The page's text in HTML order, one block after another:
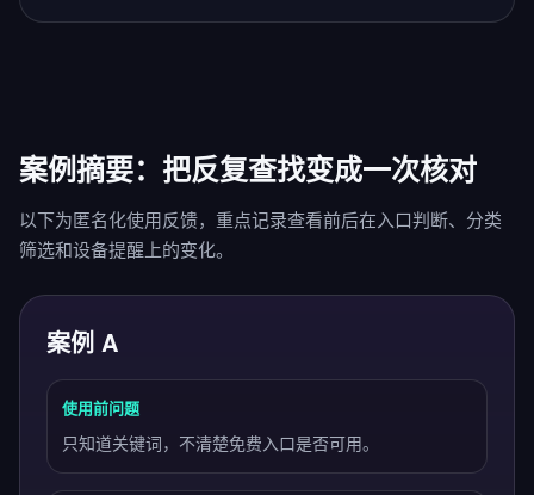
案例摘要：把反复查找变成一次核对
以下为匿名化使用反馈，重点记录查看前后在入口判断、分类
筛选和设备提醒上的变化。
案例 A
使用前问题
只知道关键词，不清楚免费入口是否可用。